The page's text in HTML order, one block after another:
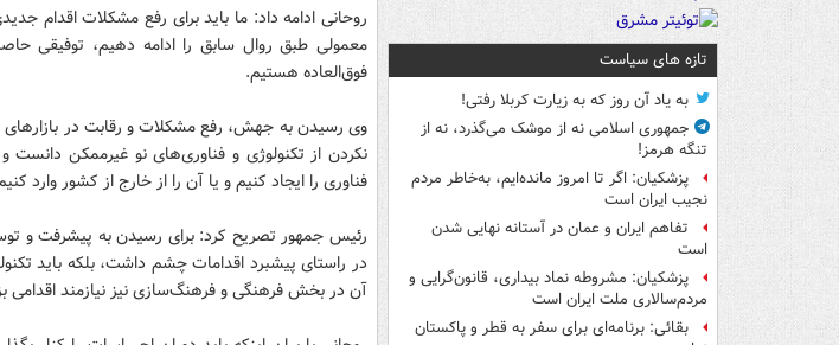
تازه های سیاست
به یاد آن روز که به زیارت کربلا رفتی!
جمهوری اسلامی نه از موشک می‌گذرد، نه از
تنگه هرمز!
پزشکیان: اگر تا امروز مانده‌ایم، به‌خاطر مردم
نجیب ایران است
تفاهم ایران و عمان در آستانه نهایی شدن
است
پزشکیان: مشروطه نماد بیداری، قانون‌گرایی و
مردم‌سالاری ملت ایران است
بقائی: برنامه‌ای برای سفر به قطر و پاکستان
روحانی ادامه داد: ما باید برای رفع مشکلات اقدام
معمولی طبق روال سابق را ادامه دهیم، توفیقی
فوق‌العاده هستیم.
وی رسیدن به جهش، رفع مشکلات و رقابت در بازارهای
نکردن از تکنولوژی و فناوری‌های نو غیرممکن دانست
فناوری را ایجاد کنیم و یا آن را از خارج از کشور وارد
رئیس جمهور تصریح کرد: برای رسیدن به پیشرفت و
در راستای پیشبرد اقدامات چشم داشت، بلکه باید
آن در بخش فرهنگی و فرهنگ‌سازی نیز نیازمند